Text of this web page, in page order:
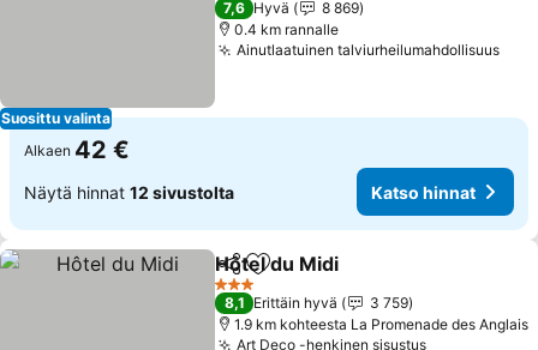
Suosittu valinta
7,6 Hyvä
8 869
0.4 km rannalle
Ainutlaatuinen talviurheilumahdollisuus
Alkaen 42 €
Näytä hinnat 12 sivustolta Katso hinnat
Jaa Lisää suosikkeihin
Hôtel du Midi
3 Tähtiluokitus
8,1 Erittäin hyvä
3 759
1.9 km kohteesta La Promenade des Anglais
Art Deco -henkinen sisustus